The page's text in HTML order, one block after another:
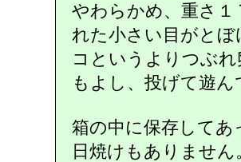
やわらかめ、重さ１
れた小さい目がと
コというよりつぶ
もよし、投げて遊ん
箱の中に保存してあ
日焼けもありません